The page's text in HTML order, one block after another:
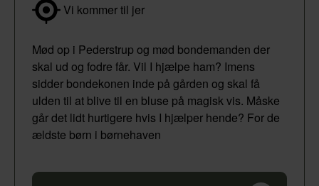
Vi kommer til jer
Mød op i Pederstrup og mød bondemanden der
skal ud og fodre får. Vil I hjælpe ham? Imens
sidder bondekonen inde på gården og skal få
ulden til at blive til en bluse på magisk vis. Måske
går det lidt hurtigere hvis I hjælper hende? For de
ældste børn i børnehaven